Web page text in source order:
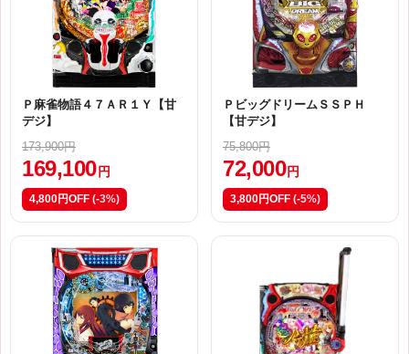
Ｐ麻雀物語４７ＡＲ１Ｙ【甘
デジ】
173,900円
169,100円
4,800円OFF (-3%)
ＰビッグドリームＳＳＰＨ
【甘デジ】
75,800円
72,000円
3,800円OFF (-5%)